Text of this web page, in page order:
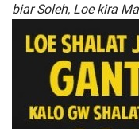
biar Soleh, Loe kira